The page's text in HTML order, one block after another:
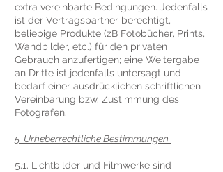
extra vereinbarte Bedingungen. Jedenfalls
ist der Vertragspartner berechtigt,
beliebige Produkte (zB Fotobücher, Prints,
Wandbilder, etc.) für den privaten
Gebrauch anzufertigen; eine Weitergabe
an Dritte ist jedenfalls untersagt und
bedarf einer ausdrücklichen schriftlichen
Vereinbarung bzw. Zustimmung des
Fotografen.
5. Urheberrechtliche Bestimmungen
5.1. Lichtbilder und Filmwerke sind